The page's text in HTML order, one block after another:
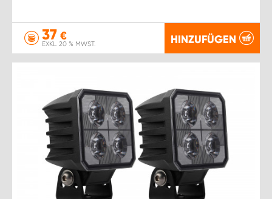
37 €
EXKL. 20 % MWST. HINZUFÜGEN